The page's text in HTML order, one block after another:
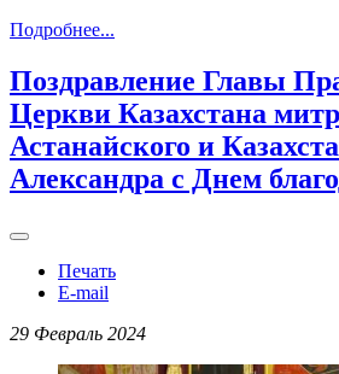
Подробнее...
Поздравление Главы
Церкви Казахстана
Астанайского и
Александра с Днем
Печать
E-mail
29 Февраль 2024